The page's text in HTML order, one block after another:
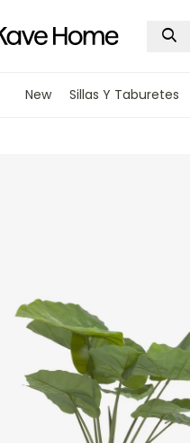
New Sillas Y Taburetes